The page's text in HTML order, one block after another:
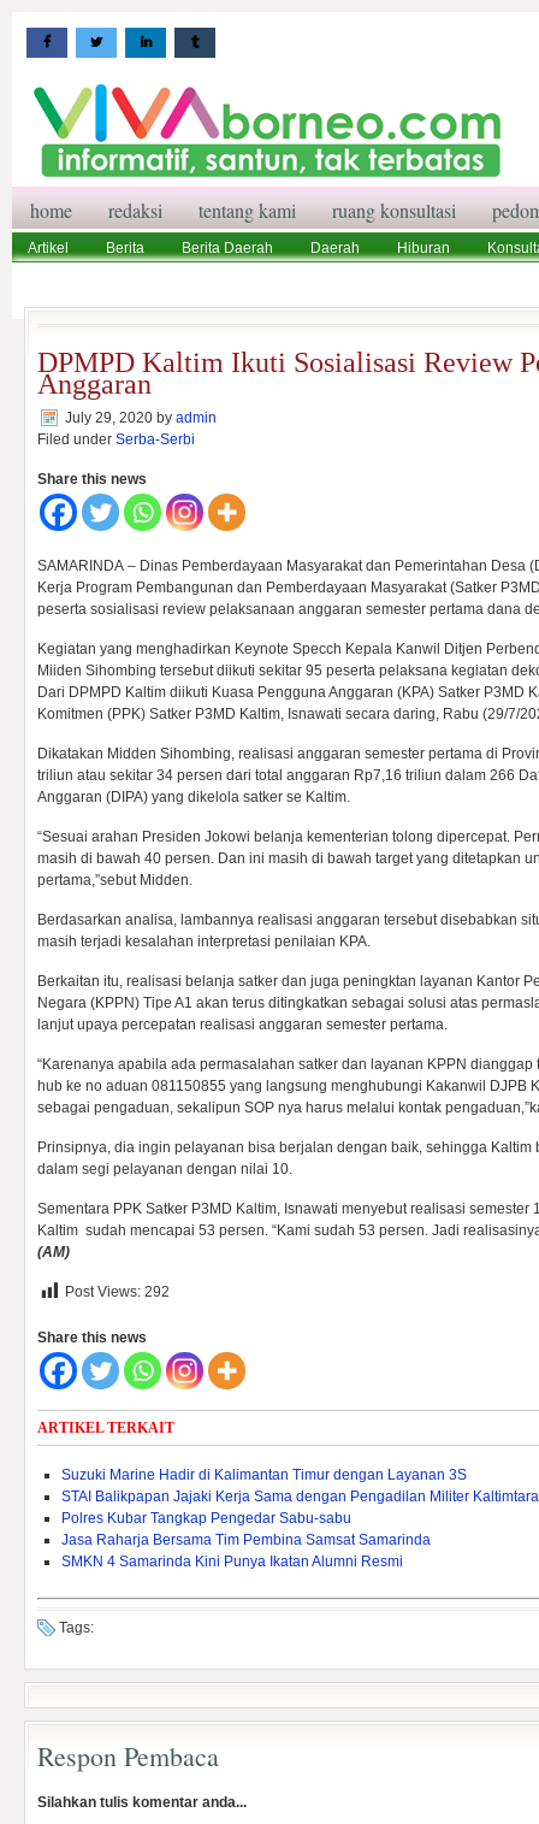
home redaksi tentang kami ruang konsultasi
Artikel Berita Berita Daerah Daerah Hiburan
DPMPD Kaltim Ikuti Sosialisasi Review
Anggaran
July 29, 2020 by admin
Filed under Serba-Serbi
Share this news
SAMARINDA – Dinas Pemberdayaan Masyarakat dan Pemerintahan Desa
Kerja Program Pembangunan dan Pemberdayaan Masyarakat (Satker
peserta sosialisasi review pelaksanaan anggaran semester pertama dana
Kegiatan yang menghadirkan Keynote Specch Kepala Kanwil Ditjen
Miiden Sihombing tersebut diikuti sekitar 95 peserta pelaksana kegiatan
Dari DPMPD Kaltim diikuti Kuasa Pengguna Anggaran (KPA) Satker P3MD
Komitmen (PPK) Satker P3MD Kaltim, Isnawati secara daring, Rabu (29/7/
Dikatakan Midden Sihombing, realisasi anggaran semester pertama di
triliun atau sekitar 34 persen dari total anggaran Rp7,16 triliun dalam 266
Anggaran (DIPA) yang dikelola satker se Kaltim.
“Sesuai arahan Presiden Jokowi belanja kementerian tolong dipercepat.
masih di bawah 40 persen. Dan ini masih di bawah target yang ditetapkan
pertama,”sebut Midden.
Berdasarkan analisa, lambannya realisasi anggaran tersebut disebabkan
masih terjadi kesalahan interpretasi penilaian KPA.
Berkaitan itu, realisasi belanja satker dan juga peningktan layanan Kantor
Negara (KPPN) Tipe A1 akan terus ditingkatkan sebagai solusi atas
lanjut upaya percepatan realisasi anggaran semester pertama.
“Karenanya apabila ada permasalahan satker dan layanan KPPN
hub ke no aduan 081150855 yang langsung menghubungi Kakanwil DJPB
sebagai pengaduan, sekalipun SOP nya harus melalui kontak
Prinsipnya, dia ingin pelayanan bisa berjalan dengan baik, sehingga Kaltim
dalam segi pelayanan dengan nilai 10.
Sementara PPK Satker P3MD Kaltim, Isnawati menyebut realisasi semester
Kaltim sudah mencapai 53 persen. “Kami sudah 53 persen. Jadi
(AM)
Post Views: 292
Share this news
ARTIKEL TERKAIT
Suzuki Marine Hadir di Kalimantan Timur dengan Layanan 3S
STAI Balikpapan Jajaki Kerja Sama dengan Pengadilan Militer Kaltimtara
Polres Kubar Tangkap Pengedar Sabu-sabu
Jasa Raharja Bersama Tim Pembina Samsat Samarinda
SMKN 4 Samarinda Kini Punya Ikatan Alumni Resmi
Tags:
Respon Pembaca
Silahkan tulis komentar anda...